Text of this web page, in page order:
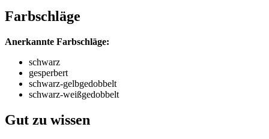
Farbschläge
Anerkannte Farbschläge:
schwarz
gesperbert
schwarz-gelbgedobbelt
schwarz-weißgedobbelt
Gut zu wissen